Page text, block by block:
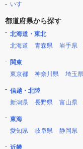
いすゞ
都道府県から探す
北海道・東北
北海道
青森県 岩手県
関東
東京都
神奈川県 埼玉県
信越・北陸
新潟県
長野県 富山県
東海
愛知県
岐阜県 静岡県